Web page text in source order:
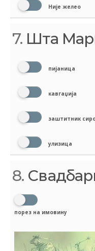
Није желео
7. Шта
пијаница
кавгаџија
заштитник
улизица
8.
порез на имовину